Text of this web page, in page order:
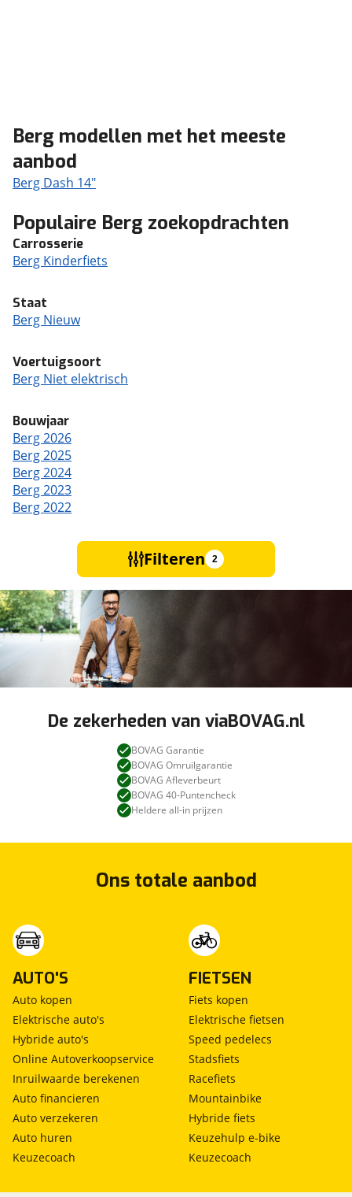
Berg modellen met het meeste
aanbod
Berg Dash 14"
Populaire Berg zoekopdrachten
Carrosserie
Berg Kinderfiets
Staat
Berg Nieuw
Voertuigsoort
Berg Niet elektrisch
Bouwjaar
Berg 2026
Berg 2025
Berg 2024
Berg 2023
Berg 2022
Filteren 2
De zekerheden van viaBOVAG.nl
BOVAG Garantie
BOVAG Omruilgarantie
BOVAG Afleverbeurt
BOVAG 40-Puntencheck
Heldere all-in prijzen
Ons totale aanbod
AUTO'S
Auto kopen
Elektrische auto's
Hybride auto's
Online Autoverkoopservice
Inruilwaarde berekenen
Auto financieren
Auto verzekeren
Auto huren
Keuzecoach
FIETSEN
Fiets kopen
Elektrische fietsen
Speed pedelecs
Stadsfiets
Racefiets
Mountainbike
Hybride fiets
Keuzehulp e-bike
Keuzecoach